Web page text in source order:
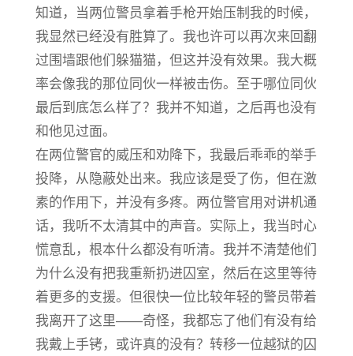
知道，当两位警员拿着手枪开始压制我的时候，
我显然已经没有胜算了。我也许可以再次来回翻
过围墙跟他们躲猫猫，但这并没有效果。我大概
率会像我的那位同伙一样被击伤。至于哪位同伙
最后到底怎么样了？我并不知道，之后再也没有
和他见过面。
在两位警官的威压和劝降下，我最后乖乖的举手
投降，从隐蔽处出来。我应该是受了伤，但在激
素的作用下，并没有多疼。两位警官用对讲机通
话，我听不太清其中的声音。实际上，我当时心
慌意乱，根本什么都没有听清。我并不清楚他们
为什么没有把我重新扔进囚室，然后在这里等待
着更多的支援。但很快一位比较年轻的警员带着
我离开了这里——奇怪，我都忘了他们有没有给
我戴上手铐，或许真的没有？转移一位越狱的囚